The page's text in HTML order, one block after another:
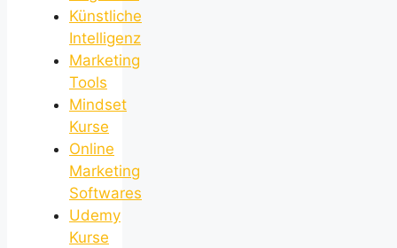
Künstliche
Intelligenz
Marketing
Tools
Mindset
Kurse
Online
Marketing
Softwares
Udemy
Kurse